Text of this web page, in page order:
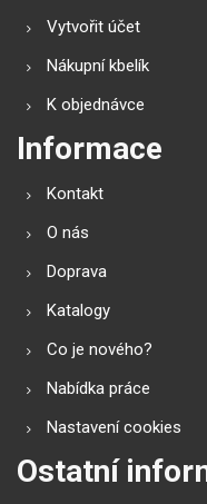
Vytvořit účet
Nákupní kbelík
K objednávce
Informace
Kontakt
O nás
Doprava
Katalogy
Co je nového?
Nabídka práce
Nastavení cookies
Ostatní